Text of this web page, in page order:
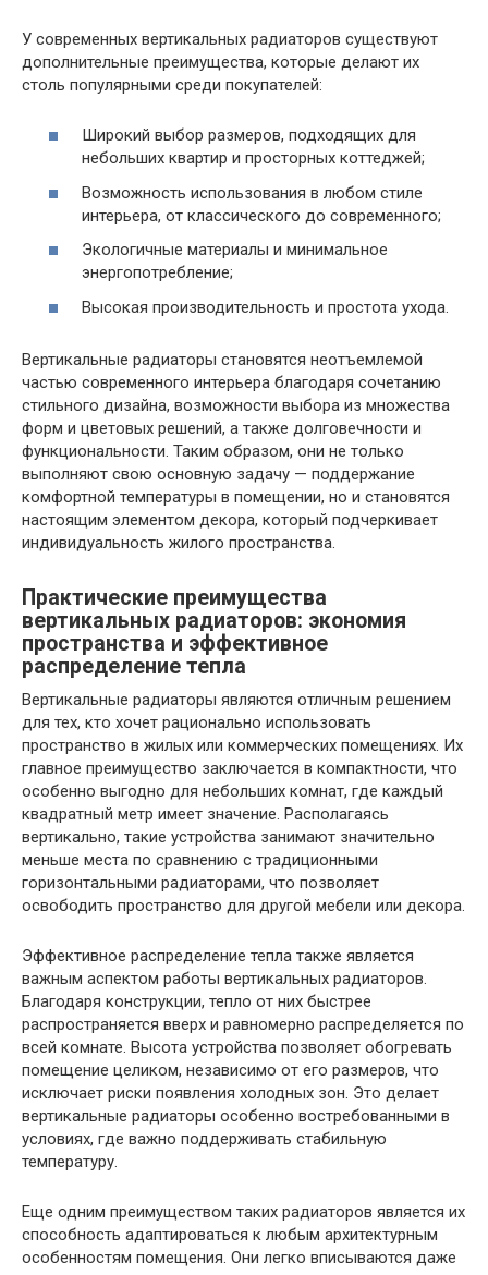
У современных вертикальных радиаторов существуют
дополнительные преимущества, которые делают их
столь популярными среди покупателей:
Широкий выбор размеров, подходящих для
небольших квартир и просторных коттеджей;
Возможность использования в любом стиле
интерьера, от классического до современного;
Экологичные материалы и минимальное
энергопотребление;
Высокая производительность и простота ухода.
Вертикальные радиаторы становятся неотъемлемой
частью современного интерьера благодаря сочетанию
стильного дизайна, возможности выбора из множества
форм и цветовых решений, а также долговечности и
функциональности. Таким образом, они не только
выполняют свою основную задачу — поддержание
комфортной температуры в помещении, но и становятся
настоящим элементом декора, который подчеркивает
индивидуальность жилого пространства.
Практические преимущества
вертикальных радиаторов: экономия
пространства и эффективное
распределение тепла
Вертикальные радиаторы являются отличным решением
для тех, кто хочет рационально использовать
пространство в жилых или коммерческих помещениях. Их
главное преимущество заключается в компактности, что
особенно выгодно для небольших комнат, где каждый
квадратный метр имеет значение. Располагаясь
вертикально, такие устройства занимают значительно
меньше места по сравнению с традиционными
горизонтальными радиаторами, что позволяет
освободить пространство для другой мебели или декора.
Эффективное распределение тепла также является
важным аспектом работы вертикальных радиаторов.
Благодаря конструкции, тепло от них быстрее
распространяется вверх и равномерно распределяется по
всей комнате. Высота устройства позволяет обогревать
помещение целиком, независимо от его размеров, что
исключает риски появления холодных зон. Это делает
вертикальные радиаторы особенно востребованными в
условиях, где важно поддерживать стабильную
температуру.
Еще одним преимуществом таких радиаторов является их
способность адаптироваться к любым архитектурным
особенностям помещения. Они легко вписываются даже